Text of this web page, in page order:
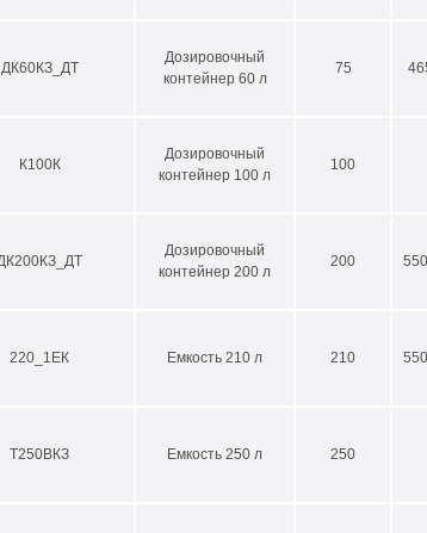
ДК60КЗ_ДТ
Дозировочный
контейнер 60 л
75
К100К
Дозировочный
контейнер 100 л
100
Дозировочный
контейнер 200 л
200
220_1ЕК Емкость 210 л 210
Т250ВКЗ Емкость 250 л 250